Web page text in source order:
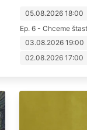
05.08.2026 18:00
Ep. 6 - Chceme
03.08.2026 19:00
02.08.2026 17:00